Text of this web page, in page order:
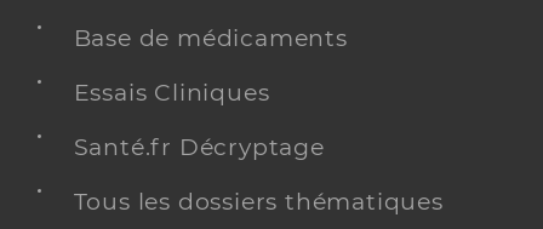
Base de médicaments
Essais Cliniques
Santé.fr Décryptage
Tous les dossiers thématiques